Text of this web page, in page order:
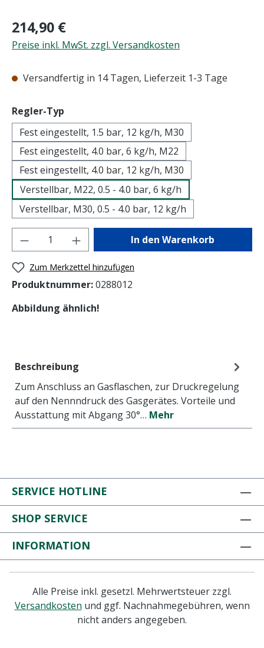
Regulärer Preis:
214,90 €
Preise inkl. MwSt. zzgl. Versandkosten
Versandfertig in 14 Tagen, Lieferzeit 1-3 Tage
Regler-Typ
Fest eingestellt, 1.5 bar, 12 kg/h, M30
Fest eingestellt, 4.0 bar, 6 kg/h, M22
Fest eingestellt, 4.0 bar, 12 kg/h, M30
Verstellbar, M22, 0.5 - 4.0 bar, 6 kg/h
Verstellbar, M30, 0.5 - 4.0 bar, 12 kg/h
Produkt Anzahl: Gib den gewünschten
In den Warenkorb
Zum Merkzettel hinzufügen
Produktnummer:0288012
Abbildung ähnlich!
Beschreibung
Zum Anschluss an Gasflaschen, zur Druckregelung
auf den Nennndruck des Gasgerätes. Vorteile und
Ausstattung mit Abgang 30°… Mehr
SERVICE HOTLINE
SHOP SERVICE
INFORMATION
Alle Preise inkl. gesetzl. Mehrwertsteuer zzgl.
Versandkosten und ggf. Nachnahmegebühren, wenn
nicht anders angegeben.